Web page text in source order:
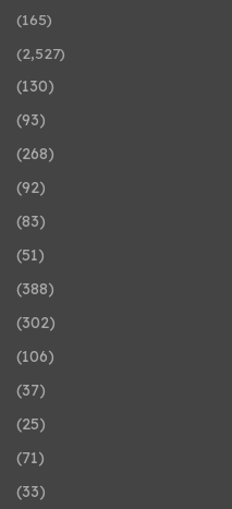
(165)
(2٬527)
(130)
(93)
(268)
(92)
(83)
(51)
(388)
(302)
(106)
(37)
(25)
(71)
(33)